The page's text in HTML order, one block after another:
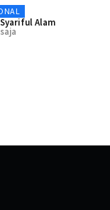
Syariful Alam